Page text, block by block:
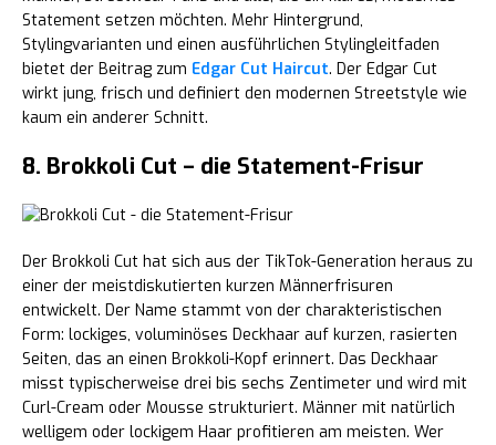
Statement setzen möchten. Mehr Hintergrund,
Stylingvarianten und einen ausführlichen Stylingleitfaden
bietet der Beitrag zum Edgar Cut Haircut. Der Edgar Cut
wirkt jung, frisch und definiert den modernen Streetstyle wie
kaum ein anderer Schnitt.
8. Brokkoli Cut – die Statement-Frisur
Der Brokkoli Cut hat sich aus der TikTok-Generation heraus zu
einer der meistdiskutierten kurzen Männerfrisuren
entwickelt. Der Name stammt von der charakteristischen
Form: lockiges, voluminöses Deckhaar auf kurzen, rasierten
Seiten, das an einen Brokkoli-Kopf erinnert. Das Deckhaar
misst typischerweise drei bis sechs Zentimeter und wird mit
Curl-Cream oder Mousse strukturiert. Männer mit natürlich
welligem oder lockigem Haar profitieren am meisten. Wer